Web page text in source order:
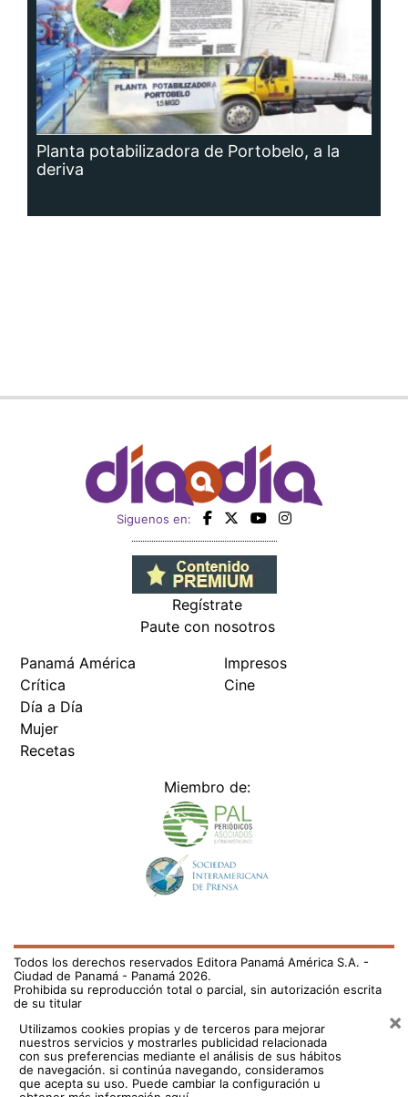
Planta potabilizadora de Portobelo, a la
deriva
Siguenos en:
Regístrate
Paute con nosotros
Panamá América
Crítica
Día a Día
Mujer
Recetas
Impresos
Cine
Miembro de:
Todos los derechos reservados Editora Panamá América S.A. -
Ciudad de Panamá - Panamá 2026.
Prohibida su reproducción total o parcial, sin autorización escrita
de su titular
Utilizamos cookies propias y de terceros para mejorar
nuestros servicios y mostrarles publicidad relacionada
con sus preferencias mediante el análisis de sus hábitos
de navegación. si continúa navegando, consideramos
que acepta su uso. Puede cambiar la configuración u
×